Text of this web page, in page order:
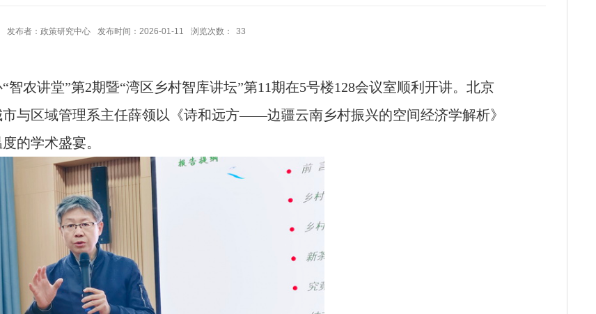
发布者：政策研究中心 发布时间：2026-01-11 浏览次数： 33
智农讲堂”第2期暨“湾区乡村智库讲坛”第11期在5号楼128会议室顺利开讲。北京
与区域管理系主任薛领以《诗和远方——边疆云南乡村振兴的空间经济学解析》
的学术盛宴。